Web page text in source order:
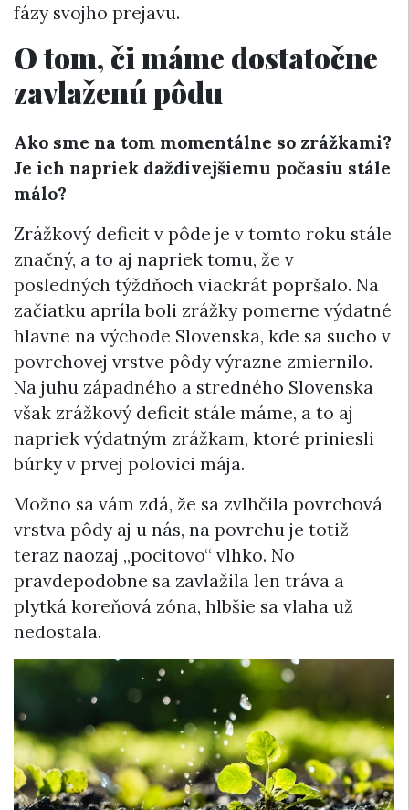
fázy svojho prejavu.
O tom, či máme dostatočne
zavlaženú pôdu
Ako sme na tom momentálne so zrážkami?
Je ich napriek daždivejšiemu počasiu stále
málo?
Zrážkový deficit v pôde je v tomto roku stále
značný, a to aj napriek tomu, že v
posledných týždňoch viackrát popršalo. Na
začiatku apríla boli zrážky pomerne výdatné
hlavne na východe Slovenska, kde sa sucho v
povrchovej vrstve pôdy výrazne zmiernilo.
Na juhu západného a stredného Slovenska
však zrážkový deficit stále máme, a to aj
napriek výdatným zrážkam, ktoré priniesli
búrky v prvej polovici mája.
Možno sa vám zdá, že sa zvlhčila povrchová
vrstva pôdy aj u nás, na povrchu je totiž
teraz naozaj „pocitovo“ vlhko. No
pravdepodobne sa zavlažila len tráva a
plytká koreňová zóna, hlbšie sa vlaha už
nedostala.